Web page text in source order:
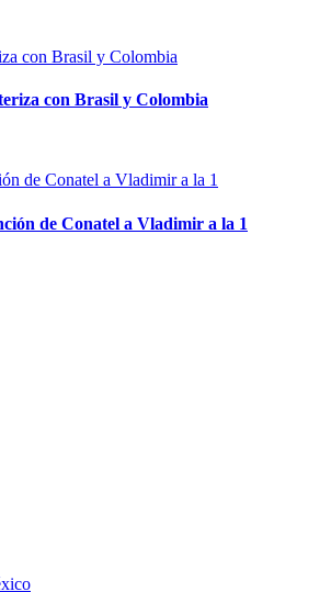
con Brasil y Colombia
de Conatel a Vladimir a la 1